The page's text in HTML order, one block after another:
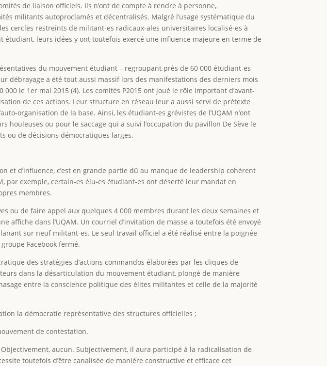
de liaison officiels. Ils n’ont de compte à rendre à personne,
militants autoproclamés et décentralisés. Malgré l’usage systématique du
cercles restreints de militant-es radicaux-ales universitaires localisé-es à
leurs idées y ont toutefois exercé une influence majeure en terme de
du mouvement étudiant – regroupant près de 60 000 étudiant-es
débrayage a été tout aussi massif lors des manifestations des derniers mois
le 1er mai 2015 (4). Les comités P2015 ont joué le rôle important d’avant-
de ces actions. Leur structure en réseau leur a aussi servi de prétexte
organisation de la base. Ainsi, les étudiant-es grévistes de l’UQAM n’ont
ou pour le saccage qui a suivi l’occupation du pavillon De Sève le
ou de décisions démocratiques larges.
et d’influence, c’est en grande partie dû au manque de leadership cohérent
par exemple, certain-es élu-es étudiant-es ont déserté leur mandat en
membres.
ou de faire appel aux quelques 4 000 membres durant les deux semaines et
affiche dans l’UQAM. Un courriel d’invitation de masse a toutefois été envoyé
sur neuf militant-es. Le seul travail officiel a été réalisé entre la poignée
Facebook fermé.
des stratégies d’actions commandos élaborées par les cliques de
dans la désarticulation du mouvement étudiant, plongé de manière
entre la conscience politique des élites militantes et celle de la majorité
la démocratie représentative des structures officielles ;
de contestation.
aucun. Subjectivement, il aura participé à la radicalisation de
toutefois d’être canalisée de manière constructive et efficace cet